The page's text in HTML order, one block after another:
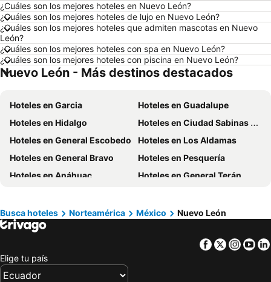
Hoteles en Miami
Hoteles en Roma
Hoteles en Ambato
Hoteles en Cojimies
Hoteles en Lisboa
Hoteles en Zorritos
Hoteles en Oporto
Hoteles en México
Hoteles en Galápagos
Hoteles en Esmeraldas
Hoteles en Colombia
Hoteles en Campania
Hoteles en Nueva Jersey
Hoteles en San Cristóbal
Hoteles en Isla de Santorini
¿Cuáles son los mejores hoteles en Nuevo León?
¿Cuáles son los mejores hoteles de lujo en Nuevo León?
¿Cuáles son los mejores hoteles que admiten mascotas en Nuevo
León?
¿Cuáles son los mejores hoteles con spa en Nuevo León?
¿Cuáles son los mejores hoteles con piscina en Nuevo León?
Nuevo León - Más destinos destacados
Hoteles en Garcia
Hoteles en Guadalupe
Hoteles en Hidalgo
Hoteles en Ciudad Sabinas Hidalgo
Hoteles en General Escobedo
Hoteles en Los Aldamas
Hoteles en General Bravo
Hoteles en Pesquería
Hoteles en Anáhuac
Hoteles en General Terán
Hoteles en China
Hoteles en Mina
Busca hoteles Norteamérica México Nuevo León
Facebook
Twitter
Elige tu país